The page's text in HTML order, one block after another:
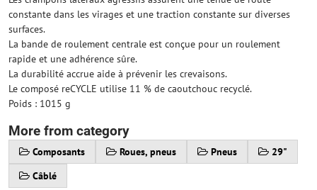
constante dans les virages et une traction constante sur diverses
surfaces.
La bande de roulement centrale est conçue pour un roulement
rapide et une adhérence sûre.
La durabilité accrue aide à prévenir les crevaisons.
Le composé reCYCLE utilise 11 % de caoutchouc recyclé.
Poids : 1015 g
More from category
Composants Roues, pneus Pneus
29"
Câblé